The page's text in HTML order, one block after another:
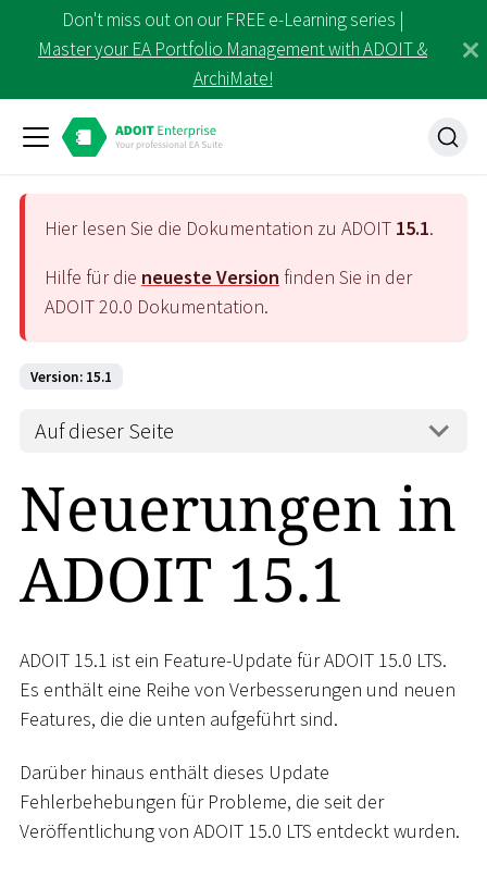
Don't miss out on our FREE e-Learning series |
Master your EA Portfolio Management with ADOIT &
ArchiMate!
Hier lesen Sie die Dokumentation zu ADOIT 15.1.
Hilfe für die neueste Version finden Sie in der
ADOIT20.0 Dokumentation.
Version: 15.1
Auf dieser Seite
Neuerungen in
ADOIT 15.1
ADOIT 15.1 ist ein Feature-Update für ADOIT 15.0 LTS.
Es enthält eine Reihe von Verbesserungen und neuen
Features, die die unten aufgeführt sind.
Darüber hinaus enthält dieses Update
Fehlerbehebungen für Probleme, die seit der
Veröffentlichung von ADOIT 15.0 LTS entdeckt wurden.